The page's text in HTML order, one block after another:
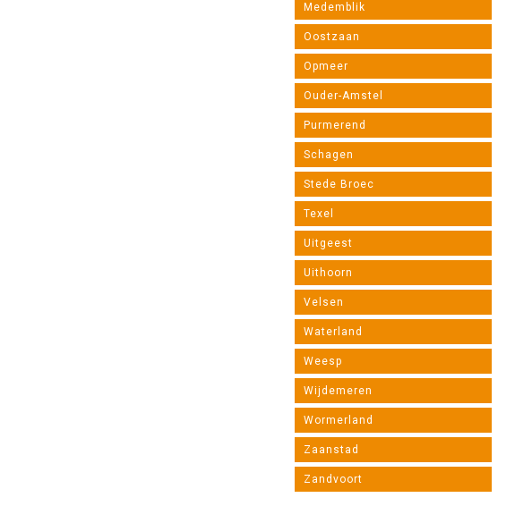
Medemblik
Oostzaan
Opmeer
Ouder-Amstel
Purmerend
Schagen
Stede Broec
Texel
Uitgeest
Uithoorn
Velsen
Waterland
Weesp
Wijdemeren
Wormerland
Zaanstad
Zandvoort